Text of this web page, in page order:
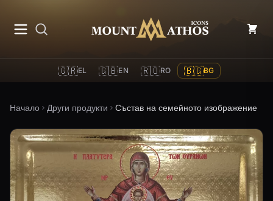
Mount Athos Icons
🇬🇷EL 🇬🇧EN 🇷🇴RO 🇧🇬BG
Начало Други продукти Състав на семейното изображение